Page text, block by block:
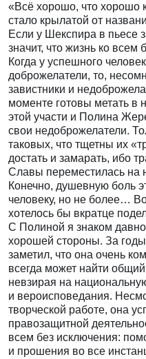
«Всё хорошо, что хорошо
стало крылатой от
Если у Шекспира в пьесе
значит, что жизнь ко всем
Когда у успешного
доброжелатели, то,
завистники и
моменте готовы метать в
этой участи и Полина
свои недоброжелатели.
таковых, что тщетны их
достать и замарать, ибо
Славы переместилась на
Конечно, душевную боль
человеку, но не более…
хотелось бы вкратце
С Полиной я знаком
хорошей стороны. За
заметил, что она очень
всегда может найти
невзирая на
и вероисповедания.
творческой работе, она
правозащитной
всем без исключения:
и прошения во все